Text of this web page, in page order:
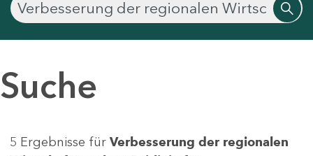
Suche
5 Ergebnisse für Verbesserung der regionalen